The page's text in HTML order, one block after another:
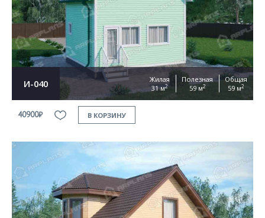
И-040
Жилая
31 м2
Полезная
59 м2
Общая
59 м2
40900₽ В КОРЗИНУ
Согласен на обработку персональных данных
This site is protected by reCAPTCHA and the GooglePrivacy Policy Terms of Service
ОТПРАВИТЬ